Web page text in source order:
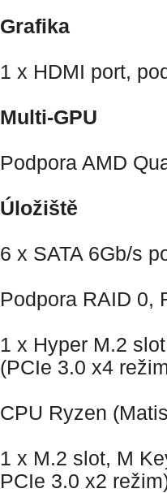
Grafika
1 x HDMI port,
Multi-GPU
Podpora AMD
Úložiště
6 x SATA 6Gb/s
Podpora RAID 0,
1 x Hyper M.2
(PCIe 3.0 x4
CPU Ryzen
1 x M.2 slot, M
PCIe 3.0 x2